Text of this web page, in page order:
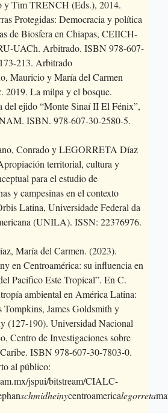
Tim TRENCH (Eds.), 2014.
Protegidas: Democracia y política
de Biosfera en Chiapas, CEIICH-
UACh. Arbitrado. ISBN 978-607-
213. Arbitrado
Mauricio y María del Carmen
La milpa y el bosque.
del ejido “Monte Sinaí II El Fénix”,
ISBN. 978-607-30-2580-5.
Conrado y LEGORRETA Díaz
territorial, cultura y
para el estudio de
y campesinas en el contexto
Latina, Universidade Federal da
(UNILA). ISSN: 22376976.
María del Carmen. (2023).
en Centroamérica: su influencia en
Pacífico Este Tropical”. En C.
ambiental en América Latina:
Tompkins, James Goldsmith y
(127-190). Universidad Nacional
Centro de Investigaciones sobre
ISBN 978-607-30-7803-0.
al público:
jspui/bitstream/CIALC-
schmidheinycentroamericalegorreta